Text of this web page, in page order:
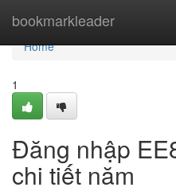
bookmarkleader
Home
Home
1
Đăng nhập
chi tiết năm